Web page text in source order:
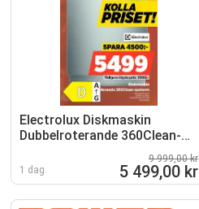
Electrolux Diskmaskin
Dubbelroterande 360Clean-
1 dag
9 999,00 kr
5 499,00 kr